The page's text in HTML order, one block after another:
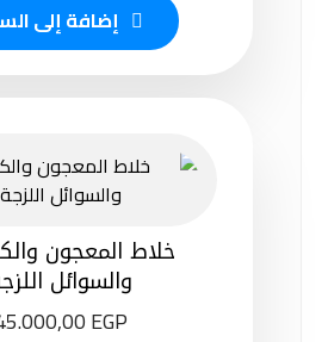
إضافة إلى
خلاط المعجون
والسوائل
EGP